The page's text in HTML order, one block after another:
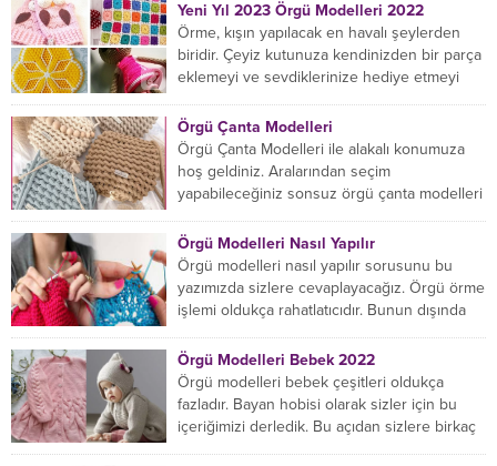
Yeni Yıl 2023 Örgü Modelleri 2022
Örme, kışın yapılacak en havalı şeylerden
biridir. Çeyiz kutunuza kendinizden bir parça
eklemeyi ve sevdiklerinize hediye etmeyi
Örgü Çanta Modelleri
Örgü Çanta Modelleri ile alakalı konumuza
hoş geldiniz. Aralarından seçim
yapabileceğiniz sonsuz örgü çanta modelleri
Örgü Modelleri Nasıl Yapılır
Örgü modelleri nasıl yapılır sorusunu bu
yazımızda sizlere cevaplayacağız. Örgü örme
işlemi oldukça rahatlatıcıdır. Bunun dışında
Örgü Modelleri Bebek 2022
Örgü modelleri bebek çeşitleri oldukça
fazladır. Bayan hobisi olarak sizler için bu
içeriğimizi derledik. Bu açıdan sizlere birkaç